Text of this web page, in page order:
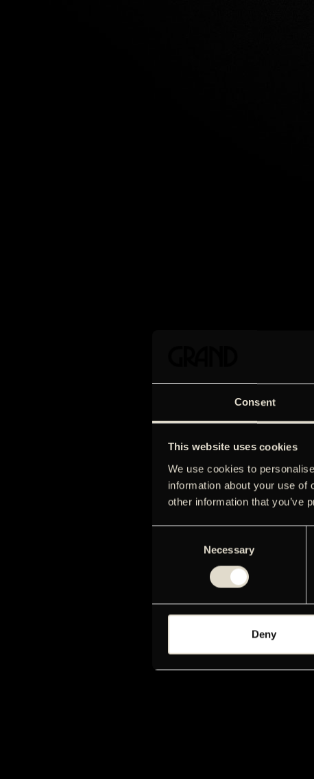
Consent
This website uses cookies
We use cookies to
information about your use of
other information that you’ve
Necessary
Deny